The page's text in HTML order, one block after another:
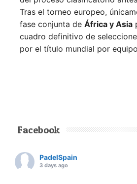
Tras el torneo europeo,
fase conjunta de África y Asia
cuadro definitivo de
por el título mundial por
Facebook
PadelSpain
3 days ago